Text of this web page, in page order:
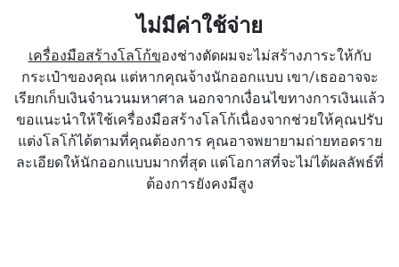
ไม่มีค่าใช้จ่าย
เครื่องมือสร้างโลโก้ของช่างตัดผมจะไม่สร้างภาระให้กับ
กระเป๋าของคุณ แต่หากคุณจ้างนักออกแบบ เขา/เธออาจจะ
เรียกเก็บเงินจำนวนมหาศาล นอกจากเงื่อนไขทางการเงินแล้ว
ขอแนะนำให้ใช้เครื่องมือสร้างโลโก้เนื่องจากช่วยให้คุณปรับ
แต่งโลโก้ได้ตามที่คุณต้องการ คุณอาจพยายามถ่ายทอดราย
ละเอียดให้นักออกแบบมากที่สุด แต่โอกาสที่จะไม่ได้ผลลัพธ์ที่
ต้องการยังคงมีสูง